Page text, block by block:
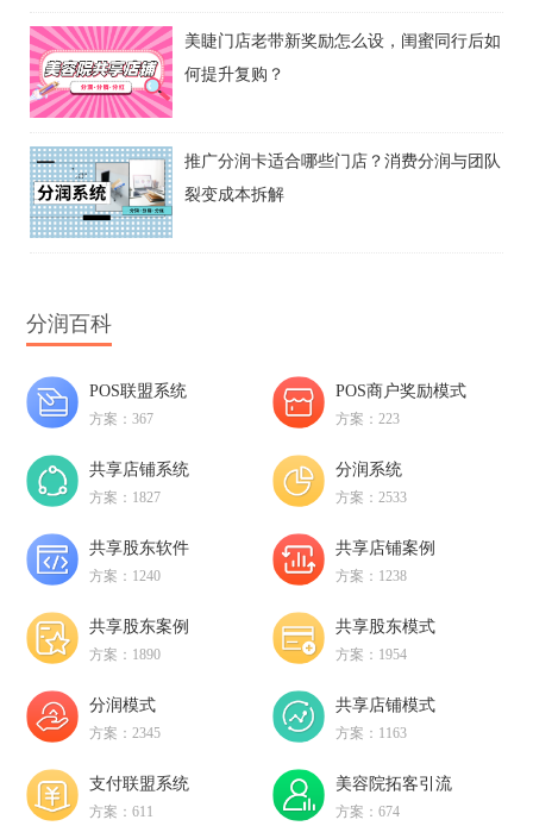
美睫门店老带新奖励怎么设，闺蜜同行后如
何提升复购？
推广分润卡适合哪些门店？消费分润与团队
裂变成本拆解
分润百科
POS联盟系统
方案：367
POS商户奖励模式
方案：223
共享店铺系统
方案：1827
分润系统
方案：2533
共享股东软件
方案：1240
共享店铺案例
方案：1238
共享股东案例
方案：1890
共享股东模式
方案：1954
分润模式
方案：2345
共享店铺模式
方案：1163
支付联盟系统
方案：611
美容院拓客引流
方案：674